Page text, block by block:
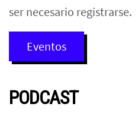
ser necesario registrarse.
Eventos
PODCAST